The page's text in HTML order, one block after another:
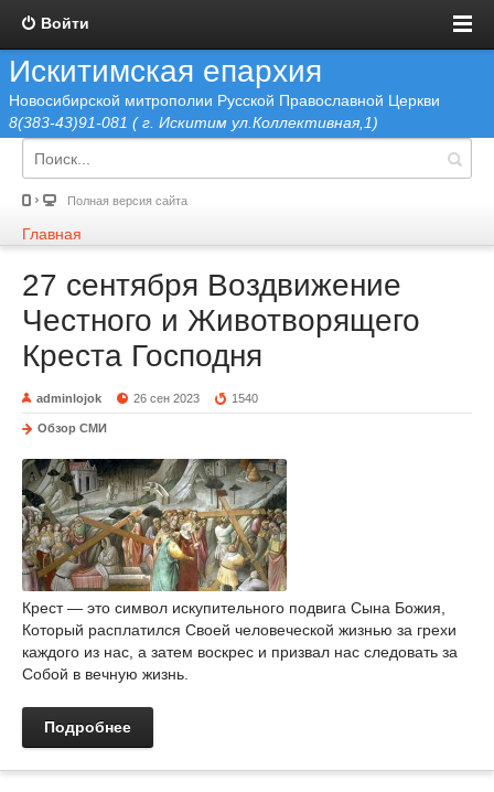
Войти
Искитимская епархия
Новосибирской митрополии Русской Православной Церкви
8(383-43)91-081 ( г. Искитим ул.Коллективная,1)
Полная версия сайта
Главная
27 сентября Воздвижение
Честного и Животворящего
Креста Господня
adminlojok 26 сен 2023 1540
Обзор СМИ
Крест — это символ искупительного подвига Сына Божия,
Который расплатился Своей человеческой жизнью за грехи
каждого из нас, а затем воскрес и призвал нас следовать за
Собой в вечную жизнь.
Подробнее